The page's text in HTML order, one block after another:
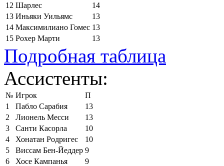
12 Шарлес
14
13 Иньяки Уильямс
13
14 Максимилиано Гомес 13
15 Рохер Марти 13
Подробная таблица
Ассистенты:
№ Игрок
П
1
Пабло Сарабия
13
2
Лионель Месси
13
3
Санти Касорла
10
4
Хонатан Родригес
10
5
Виссам Бен-Йеддер 9
6
Хосе Кампанья
9